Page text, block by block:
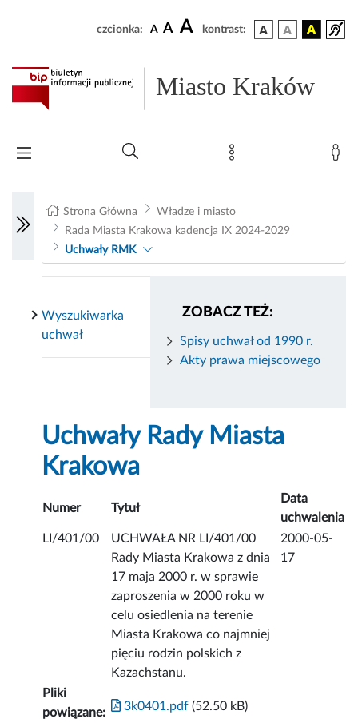
czcionka: A A A kontrast:
Miasto Kraków
Strona Główna
Władze i miasto
Rada Miasta Krakowa kadencja IX 2024-2029
Uchwały RMK
ZOBACZ TEŻ:
Spisy uchwał od 1990 r.
Akty prawa miejscowego
Wyszukiwarka
uchwał
Uchwały Rady Miasta
Krakowa
Numer Tytuł
Data
uchwalenia
LI/401/00
UCHWAŁA NR LI/401/00
Rady Miasta Krakowa z dnia
17 maja 2000 r. w sprawie
zaproszenia w 2000 roku w
celu osiedlenia na terenie
Miasta Krakowa co najmniej
pięciu rodzin polskich z
Kazachstanu.
2000-05-
17
Pliki
powiązane:
3k0401.pdf (52.50 kB)